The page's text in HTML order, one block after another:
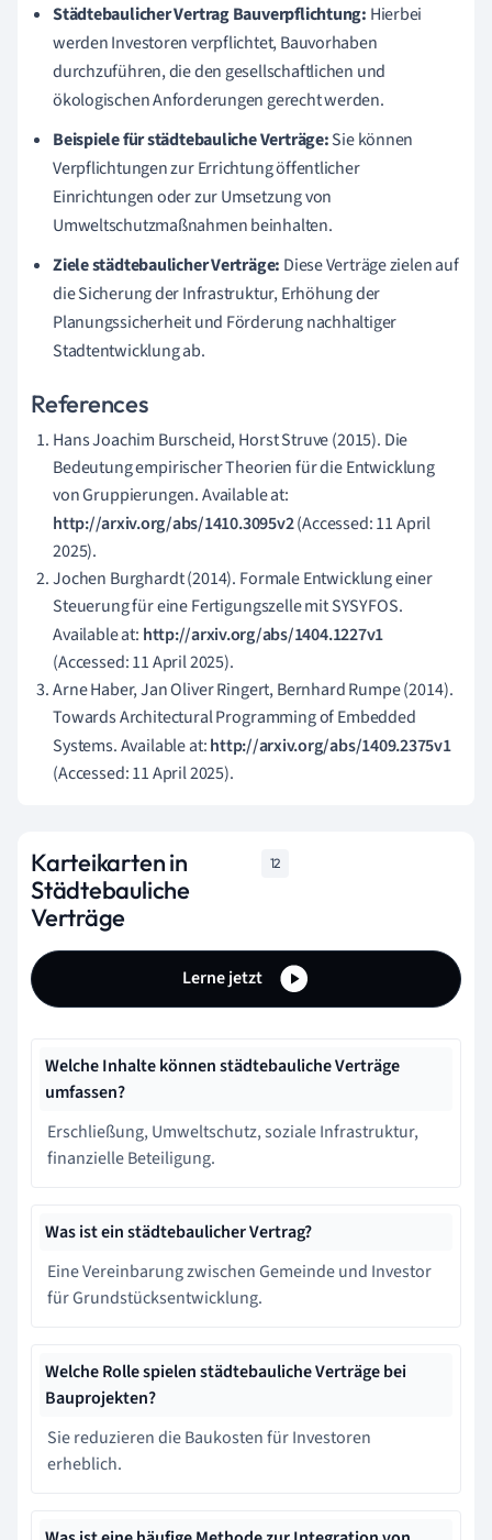
Städtebaulicher Vertrag Bauverpflichtung: Hierbei
werden Investoren verpflichtet, Bauvorhaben
durchzuführen, die den gesellschaftlichen und
ökologischen Anforderungen gerecht werden.
Beispiele für städtebauliche Verträge:Sie können
Verpflichtungen zur Errichtung öffentlicher
Einrichtungen oder zur Umsetzung von
Umweltschutzmaßnahmen beinhalten.
Ziele städtebaulicher Verträge: Diese Verträge zielen auf
die Sicherung der Infrastruktur, Erhöhung der
Planungssicherheit und Förderung nachhaltiger
Stadtentwicklung ab.
References
Hans Joachim Burscheid, Horst Struve (2015). Die
Bedeutung empirischer Theorien für die Entwicklung
von Gruppierungen. Available at:
http://arxiv.org/abs/1410.3095v2(Accessed: 11 April
2025).
Jochen Burghardt (2014). Formale Entwicklung einer
Steuerung für eine Fertigungszelle mit SYSYFOS.
Available at: http://arxiv.org/abs/1404.1227v1
(Accessed: 11 April 2025).
Arne Haber, Jan Oliver Ringert, Bernhard Rumpe (2014).
Towards Architectural Programming of Embedded
Systems. Available at:http://arxiv.org/abs/1409.2375v1
(Accessed: 11 April 2025).
Karteikarten in
Städtebauliche
Verträge
12
Lerne jetzt
Welche Inhalte können städtebauliche Verträge
umfassen?
Erschließung, Umweltschutz, soziale Infrastruktur,
finanzielle Beteiligung.
Was ist ein städtebaulicher Vertrag?
Eine Vereinbarung zwischen Gemeinde und Investor
für Grundstücksentwicklung.
Welche Rolle spielen städtebauliche Verträge bei
Bauprojekten?
Sie reduzieren die Baukosten für Investoren
erheblich.